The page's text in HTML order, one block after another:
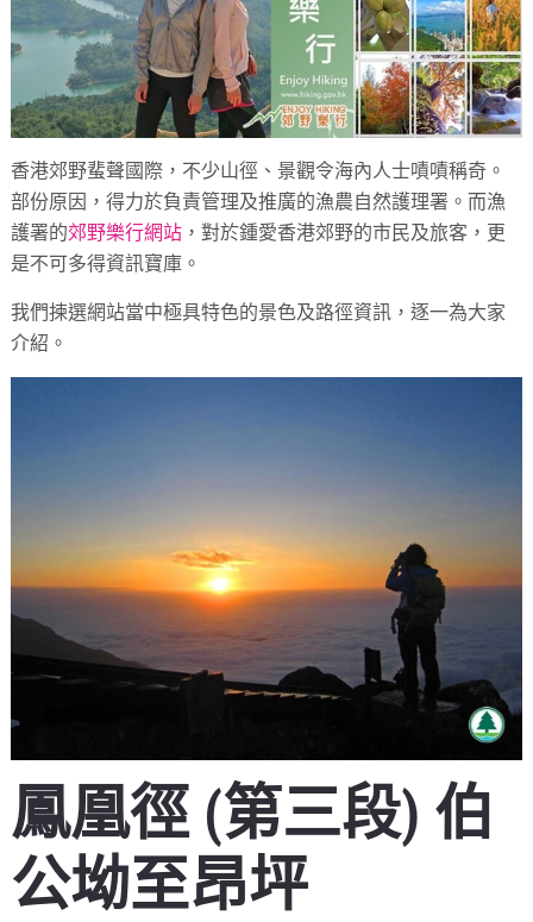
香港郊野蜚聲國際，不少山徑、景觀令海內人士嘖嘖稱奇。
部份原因，得力於負責管理及推廣的漁農自然護理署。而漁
護署的郊野樂行網站 ，對於鍾愛香港郊野的市民及旅客，更
是不可多得資訊寶庫。
我們揀選網站當中極具特色的景色及路徑資訊，逐一為大家
介紹。
鳳凰徑 (第三段) 伯
公坳至昂坪